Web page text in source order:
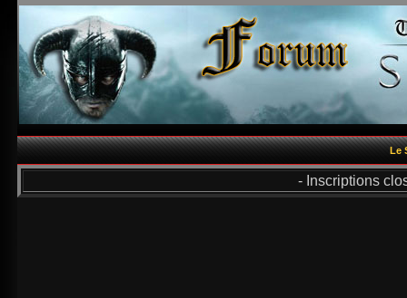
Le
- Inscriptions